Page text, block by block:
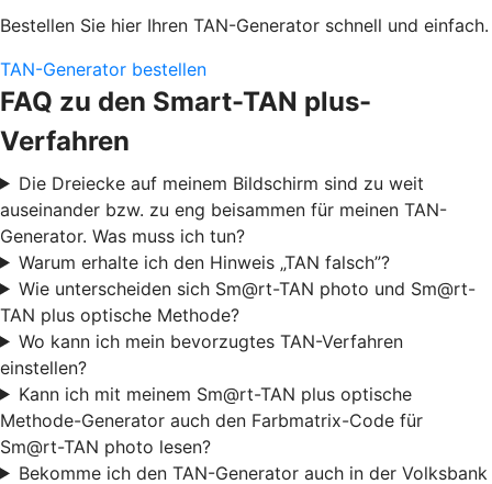
Bestellen Sie hier Ihren TAN-Generator schnell und einfach.
TAN-Generator bestellen
FAQ zu den Smart-TAN plus-
Verfahren
Die Dreiecke auf meinem Bildschirm sind zu weit
auseinander bzw. zu eng beisammen für meinen TAN-
Generator. Was muss ich tun?
Warum erhalte ich den Hinweis „TAN falsch”?
Wie unterscheiden sich Sm@rt-TAN photo und Sm@rt-
TAN plus optische Methode?
Wo kann ich mein bevorzugtes TAN-Verfahren
einstellen?
Kann ich mit meinem Sm@rt-TAN plus optische
Methode-Generator auch den Farbmatrix-Code für
Sm@rt-TAN photo lesen?
Bekomme ich den TAN-Generator auch in der Volksbank